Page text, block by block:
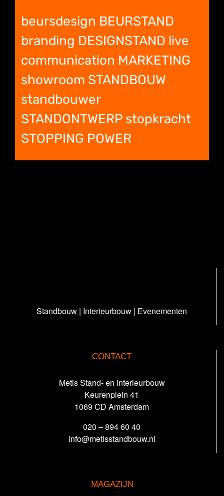
beursdesign BEURSTAND
branding DESIGNSTAND live
communication MARKETING
showroom STANDBOUW
standbouwer
STANDONTWERP stopkracht
STOPPING POWER
Standbouw | Interieurbouw | Evenementen
CONTACT
Metis Stand- en interieurbouw
Keurenplein 41
1069 CD Amsterdam
020 – 894 60 40
info@metisstandbouw.nl
MAGAZIJN